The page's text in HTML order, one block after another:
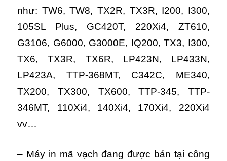
như: TW6, TW8, TX2R, TX3R, I200, I300,
105SL Plus, GC420T, 220Xi4, ZT610,
G3106, G6000, G3000E, IQ200, TX3, I300,
TX6, TX3R, TX6R, LP423N, LP433N,
LP423A, TTP-368MT, C342C, ME340,
TX200, TX300, TX600, TTP-345, TTP-
346MT, 110Xi4, 140Xi4, 170Xi4, 220Xi4
vv…
– Máy in mã vạch đang được bán tại công